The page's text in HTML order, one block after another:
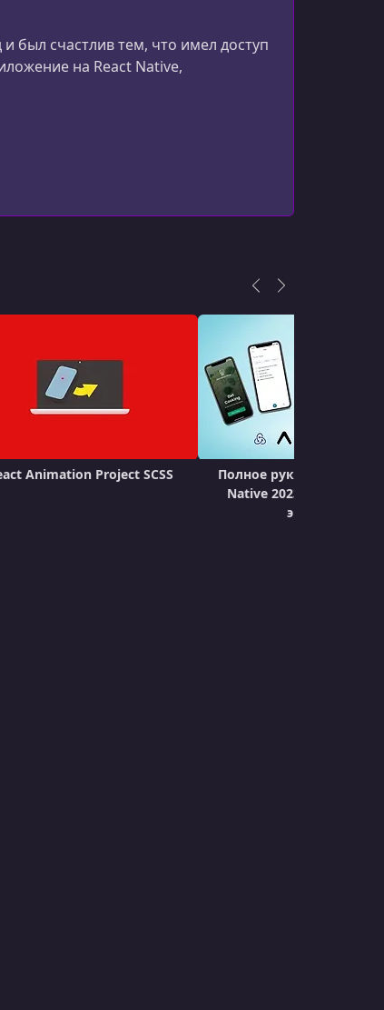
был счастлив тем, что имел доступ
на React Native,
Animation Project SCSS
Полное руководство по
Native 2023: От
эксперта